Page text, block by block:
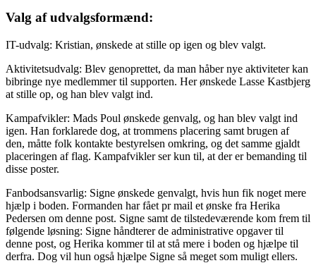
Valg af udvalgsformænd:
IT-udvalg: Kristian, ønskede at stille op igen og blev valgt.
Aktivitetsudvalg: Blev genoprettet, da man håber nye aktiviteter kan
bibringe nye medlemmer til supporten. Her ønskede Lasse Kastbjerg
at stille op, og han blev valgt ind.
Kampafvikler: Mads Poul ønskede genvalg, og han blev valgt ind
igen. Han forklarede dog, at trommens placering samt brugen af
den, måtte folk kontakte bestyrelsen omkring, og det samme gjaldt
placeringen af flag. Kampafvikler ser kun til, at der er bemanding til
disse poster.
Fanbodsansvarlig: Signe ønskede genvalgt, hvis hun fik noget mere
hjælp i boden. Formanden har fået pr mail et ønske fra Herika
Pedersen om denne post. Signe samt de tilstedeværende kom frem til
følgende løsning: Signe håndterer de administrative opgaver til
denne post, og Herika kommer til at stå mere i boden og hjælpe til
derfra. Dog vil hun også hjælpe Signe så meget som muligt ellers.